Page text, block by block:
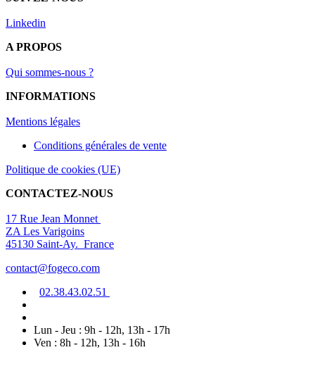
Linkedin
A PROPOS
Qui sommes-nous ?
INFORMATIONS
Mentions légales
Conditions générales de vente
Politique de cookies (UE)
CONTACTEZ-NOUS
17 Rue Jean Monnet
ZA Les Varigoins
45130 Saint-Ay. France
contact@fogeco.com
02.38.43.02.51
Lun - Jeu : 9h - 12h, 13h - 17h
Ven : 8h - 12h, 13h - 16h